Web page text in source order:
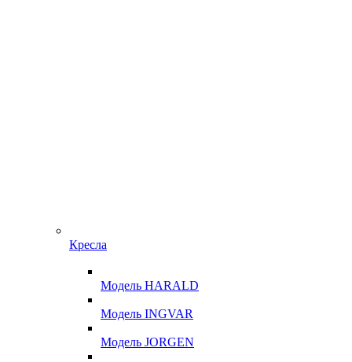
Кресла
Модель HARALD
Модель INGVAR
Модель JORGEN